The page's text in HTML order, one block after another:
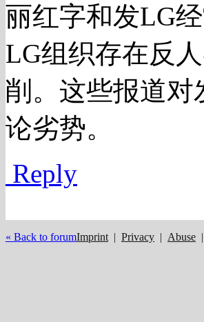
丽红字和发LG
LG组织存在反
削。这些报道
论劣势。
Reply
« Back to forumImprint | Privacy | Abuse |